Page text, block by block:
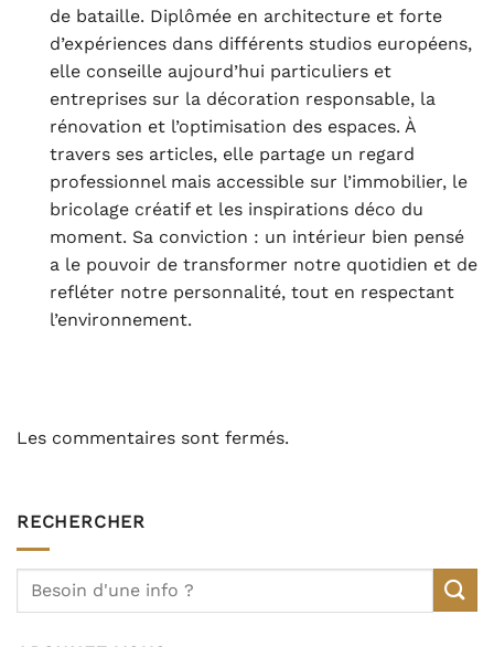
de bataille. Diplômée en architecture et forte
d’expériences dans différents studios européens,
elle conseille aujourd’hui particuliers et
entreprises sur la décoration responsable, la
rénovation et l’optimisation des espaces. À
travers ses articles, elle partage un regard
professionnel mais accessible sur l’immobilier, le
bricolage créatif et les inspirations déco du
moment. Sa conviction : un intérieur bien pensé
a le pouvoir de transformer notre quotidien et de
refléter notre personnalité, tout en respectant
l’environnement.
Les commentaires sont fermés.
RECHERCHER